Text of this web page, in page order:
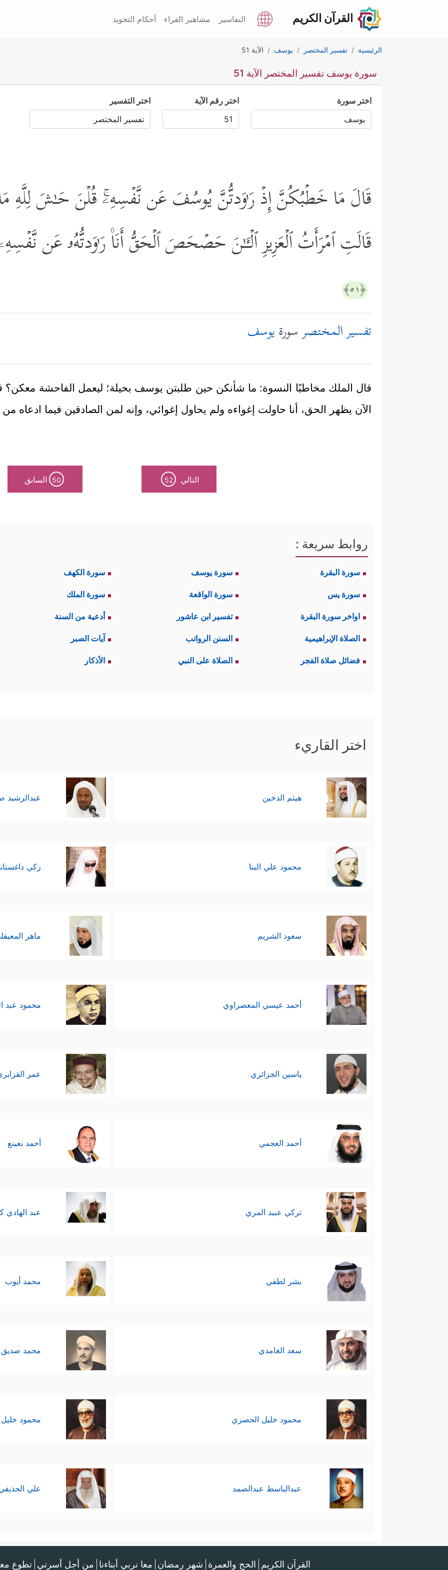
القرآن الكريم التفاسير مشاهير القراء أحكام التجويد
الرئيسية تفسير المختصر يوسف الآية 51
سورة يوسف تفسير المختصر الآية 51
اختر سورة اختر رقم الآية اختر التفسير
قَالَ مَا خَطۡبُكُنَّ إِذۡ رَ ٰ⁠وَدتُّنَّ یُوسُفَ عَن نَّفۡسِهِۦۚ قُلۡنَ حَـٰشَ لِلَّهِ
قَالَتِ ٱمۡرَأَتُ ٱلۡعَزِیزِ ٱلۡـَٔـٰنَ حَصۡحَصَ ٱلۡحَقُّ أَنَا۠ رَ ٰ⁠وَدتُّهُۥ عَن
﴿٥١﴾
تفسير المختصرسورةيوسف
قال الملك مخاطبًا النسوة: ما شأنكن حين طلبتن يوسف بحيلة؛ ليعمل الفاحشة
الآن يظهر الحق، أنا حاولت إغواءه ولم يحاول إغوائي، وإنه لمن الصادقين فيما ادعاه من
التالي 52
50 السابق
روابط سريعة :
سورة البقرة سورة يوسف سورة الكهف
سورة يس سورة الواقعة سورة الملك
اواخر سورة البقرة تفسير ابن عاشور أدعية من السنة
الصلاة الإبراهيمية السنن الرواتب آيات الصبر
فضائل صلاة الفجر الصلاة على النبي الأذكار
اختر القاريء
هيثم الدخين عبدالرشيد
محمود علي البنا زكي
سعود الشريم ماهر
أحمد عيسي المعصراوي محمود عبد
ياسين الجزائري عمر
أحمد العجمي أحمد نعينع
تركي عبيد المري عبد الهادي
بشر لطفي محمد أيوب
سعد الغامدي محمد صديق
محمود خليل الحصري محمود
عبدالباسط عبدالصمد علي
القرآن الكريم الحج والعمرة شهر رمضان معا نربي أبناءنا من أجل أسرتي تطوع